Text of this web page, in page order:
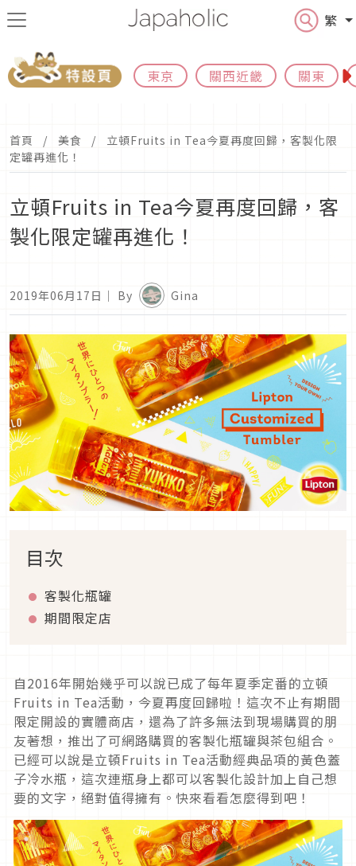
繁
東京 關西近畿 關東
首頁 美食
立頓Fruits in Tea今夏再度回歸，客製化限
定罐再進化！
立頓Fruits in Tea今夏再度回歸，客
製化限定罐再進化！
2019年06月17日 ｜ By Gina
目次
客製化瓶罐
期間限定店
自2016年開始幾乎可以說已成了每年夏季定番的立頓
Fruits in Tea活動，今夏再度回歸啦！這次不止有期間
限定開設的實體商店，還為了許多無法到現場購買的朋
友著想，推出了可網路購買的客製化瓶罐與茶包組合。
已經可以說是立頓Fruits in Tea活動經典品項的黃色蓋
子冷水瓶，這次連瓶身上都可以客製化設計加上自己想
要的文字，絕對值得擁有。快來看看怎麼得到吧！